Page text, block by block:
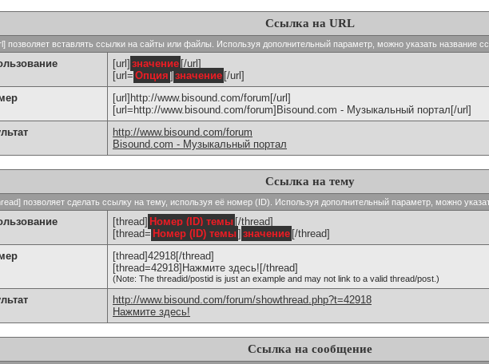
Ссылка на URL
позволяет вставлять ссылки на сайты или файлы. Используя дополнительный параметр, можно указать название
[url] значение [/url]
[url= Опция ] значение [/url]
[url]http://www.bisound.com/forum[/url]
[url=http://www.bisound.com/forum]Bisound.com - Музыкальный портал[/url]
http://www.bisound.com/forum
Bisound.com - Музыкальный портал
Ссылка на тему
позволяет сделать ссылку на тему, используя её номер (ID). Используя дополнительный параметр, можно
[thread] Номер (ID) темы [/thread]
[thread= Номер (ID) темы] значение [/thread]
[thread]42918[/thread]
[thread=42918]Нажмите здесь![/thread]
(Note: The threadid/postid is just an example and may not link to a valid thread/post.)
http://www.bisound.com/forum/showthread.php?t=42918
Нажмите здесь!
Ссылка на сообщение